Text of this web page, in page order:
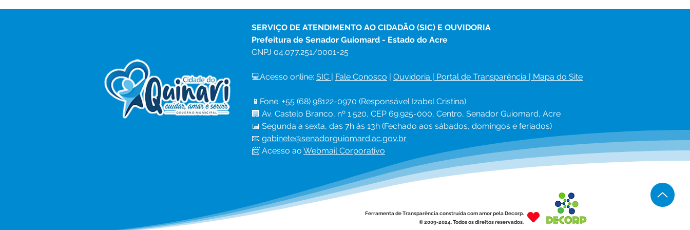
Tribunal de Contas para
melhorar gestão pública
Cabral
SERVIÇO DE ATENDIMENTO AO CIDADÃO (SIC) E OUVIDORIA
Prefeitura de Senador Guiomard - Estado do Acre
CNPJ 04.077.251/0001-25
💻Acesso online: SIC | Fale Conosco | Ouvidoria | Portal de Transparência | Mapa do Site
📱Fone: +55 (68) 98122-0970 (Responsável Izabel Cristina)
🏢 Av. Castelo Branco, nº 1.520, CEP 69.925-000, Centro, Senador Guiomard, Acre
📅 Segunda a sexta, das 7h às 13h (Fechado aos sábados, domingos e feriados)
📧 gabinete@senadorguiomard.ac.gov.br
📨 Acesso ao Webmail Corporativo
Ferramenta de Transparência construída com amor pela Decorp.
© 2009-2024. Todos os direitos reservados.